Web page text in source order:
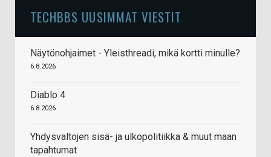
TECHBBS UUSIMMAT VIESTIT
Näytönohjaimet - Yleisthreadi, mikä kortti minulle?
6.8.2026
Diablo 4
6.8.2026
Yhdysvaltojen sisä- ja ulkopolitiikka & muut maan
tapahtumat